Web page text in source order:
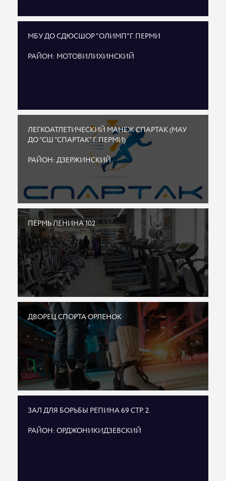
МБУ ДО СДЮСШОР "ОЛИМП"Г. ПЕРМИ
РАЙОН: МОТОВИЛИХИНСКИЙ
ЛЕГКОАТЛЕТИЧЕСКИЙ МАНЕЖ СПАРТАК (МАУ
ДО “СШ “СПАРТАК” Г. ПЕРМИ)
РАЙОН: ДЗЕРЖИНСКИЙ
ПЕРМЬ ЛЕНИНА 102
ДВОРЕЦ СПОРТА ОРЛЕНОК
ЗАЛ ДЛЯ БОРЬБЫ РЕПИНА 69 СТР. 2.
РАЙОН: ОРДЖОНИКИДЗЕВСКИЙ